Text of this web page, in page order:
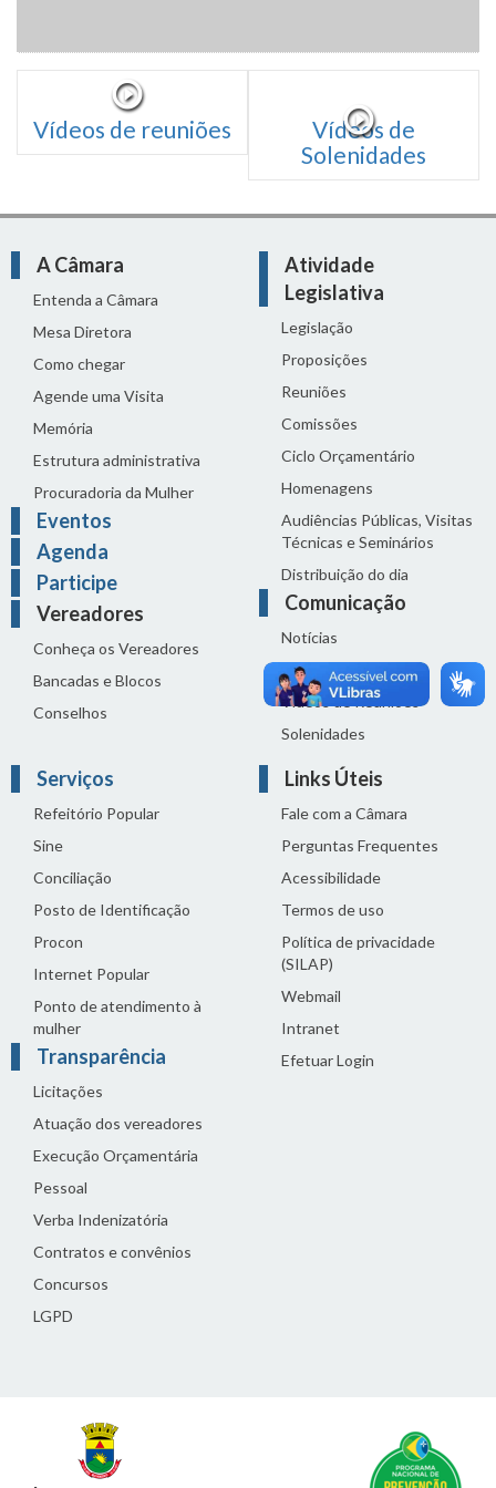
Vídeos de reuniões
Vídeos de
Solenidades
A Câmara
Entenda a Câmara
Mesa Diretora
Como chegar
Agende uma Visita
Memória
Estrutura administrativa
Procuradoria da Mulher
Eventos
Agenda
Participe
Vereadores
Conheça os Vereadores
Bancadas e Blocos
Conselhos
Atividade
Legislativa
Legislação
Proposições
Reuniões
Comissões
Ciclo Orçamentário
Homenagens
Audiências Públicas, Visitas
Técnicas e Seminários
Distribuição do dia
Comunicação
Notícias
Sala de Imprensa
Vídeos de Reuniões
Solenidades
Serviços
Refeitório Popular
Sine
Conciliação
Posto de Identificação
Procon
Internet Popular
Ponto de atendimento à
mulher
Transparência
Licitações
Atuação dos vereadores
Execução Orçamentária
Pessoal
Verba Indenizatória
Contratos e convênios
Concursos
LGPD
Links Úteis
Fale com a Câmara
Perguntas Frequentes
Acessibilidade
Termos de uso
Política de privacidade
(SILAP)
Webmail
Intranet
Efetuar Login